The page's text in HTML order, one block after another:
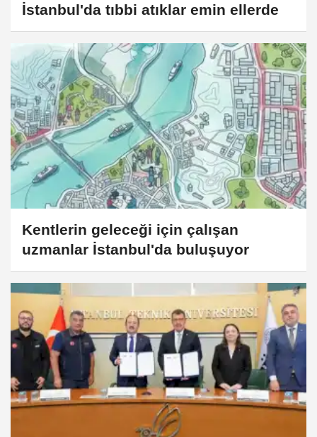
İstanbul'da tıbbi atıklar emin ellerde
Kentlerin geleceği için çalışan
uzmanlar İstanbul'da buluşuyor